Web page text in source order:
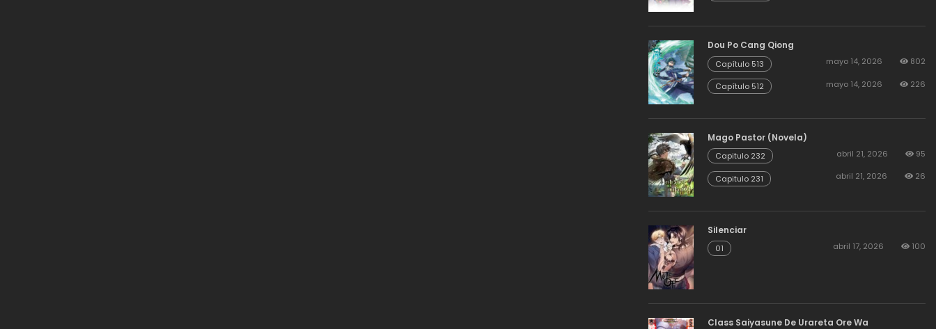
Dou Po Cang Qiong
Capítulo 513 mayo 14, 2026 802
Capítulo 512 mayo 14, 2026 226
Mago Pastor (Novela)
Capitulo 232 abril 21, 2026 95
Capitulo 231 abril 21, 2026 26
Silenciar
01 abril 17, 2026 100
Class Saiyasune De Urareta Ore Wa